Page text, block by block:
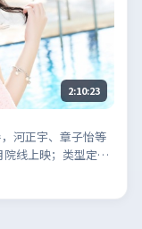
2:10:23
河正宇、章子怡等
线上映；类型定位
索「中国大陆喜